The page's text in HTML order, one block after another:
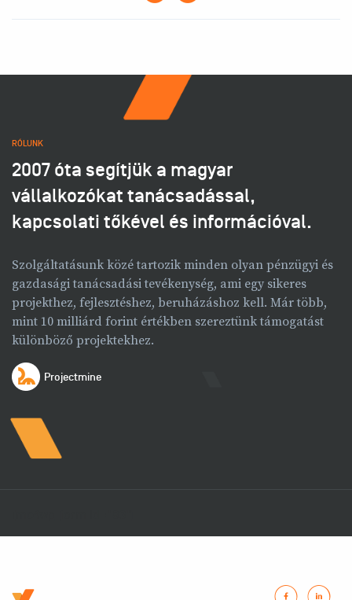
RÓLUNK
2007 óta segítjük a magyar
vállalkozókat tanácsadással,
kapcsolati tőkével és információval.
Szolgáltatásunk közé tartozik minden olyan pénzügyi és
gazdasági tanácsadási tevékenység, ami egy sikeres
projekthez, fejlesztéshez, beruházáshoz kell. Már több,
mint 10 milliárd forint értékben szereztünk támogatást
különböző projektekhez.
Projectmine